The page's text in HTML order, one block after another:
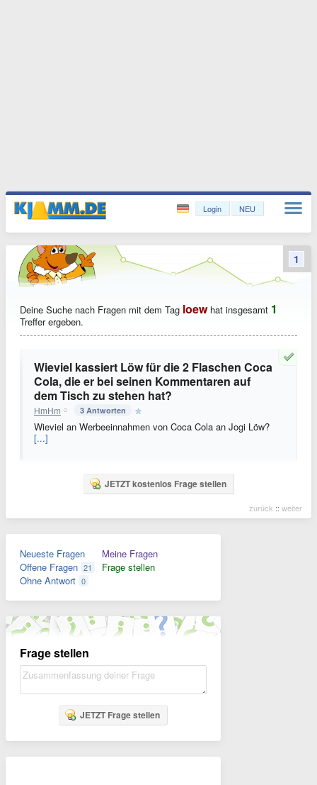
Login NEU
Deine Suche nach Fragen mit dem Tag loewhat insgesamt 1
Treffer ergeben.
Wieviel kassiert Löw für die 2 Flaschen Coca
Cola, die er bei seinen Kommentaren auf
dem Tisch zu stehen hat?
HmHm 3 Antworten
Wieviel an Werbeeinnahmen von Coca Cola an Jogi Löw?
[...]
JETZT kostenlos Frage stellen
zurück :: weiter
1
Neueste Fragen
Offene Fragen 21
Ohne Antwort 0
Meine Fragen
Frage stellen
Frage stellen
JETZT Frage stellen